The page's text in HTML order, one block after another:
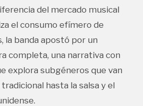
del mercado musical
el consumo efímero de
la banda apostó por un
completa, una narrativa con
explora subgéneros que van
hasta la salsa y el